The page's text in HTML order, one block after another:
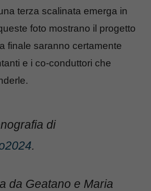
terza scalinata emerga in
foto mostrano il progetto
finale saranno certamente
e i co-conduttori che
di
.
da Geatano e Maria